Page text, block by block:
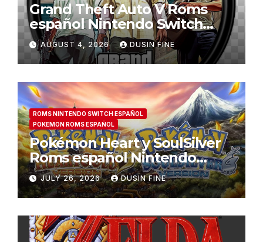
Grand Theft Auto V Roms
español Nintendo Switch
(v1.2.1)
AUGUST 4, 2026 DUSIN FINE
ROMS NINTENDO SWITCH ESPAÑOL
POKEMON ROMS ESPAÑOL
Pokémon Heart y SoulSilver
Roms español Nintendo
Switch (v1.2.1)
JULY 26, 2026 DUSIN FINE